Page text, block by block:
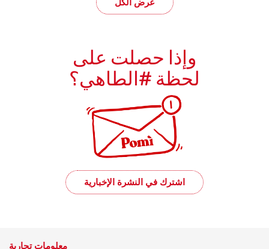
عرض الكل
وإذا حصلت على
لحظة #الطاهي؟
اشترك في النشرة الإخبارية
معلومات تجارية